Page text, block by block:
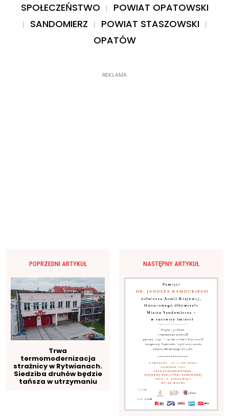
SPOŁECZEŃSTWO
POWIAT OPATOWSKI
SANDOMIERZ
POWIAT STASZOWSKI
OPATÓW
REKLAMA
POPRZEDNI ARTYKUŁ
Trwa
termomodernizacja
strażnicy w Rytwianach.
Siedziba druhów będzie
tańsza w utrzymaniu
NASTĘPNY ARTYKUŁ